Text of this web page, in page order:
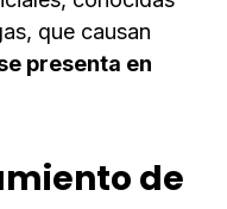
que causan
presenta en
de